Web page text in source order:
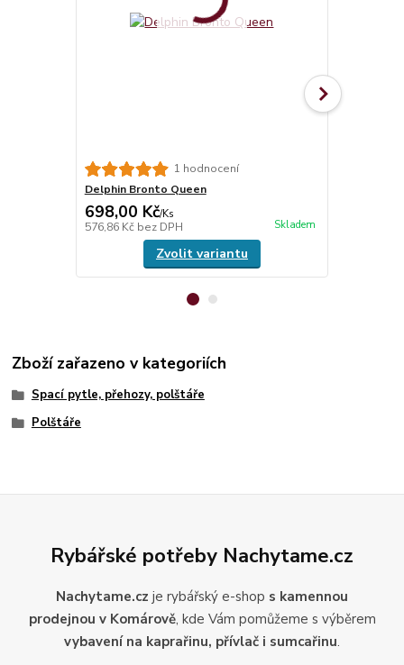
1 hodnocení
Delphin Bronto Queen
698,00 Kč/Ks
576,86 Kč bez DPH Skladem
Zvolit variantu
Zboží zařazeno v kategoriích
Spací pytle, přehozy, polštáře
Polštáře
Rybářské potřeby Nachytame.cz
Nachytame.cz je rybářský e-shop s kamennou
prodejnou v Komárově, kde Vám pomůžeme s výběrem
vybavení na kaprařinu, přívlač i sumcařinu.